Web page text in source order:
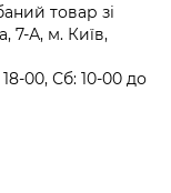
товар зі
7-А, м. Київ,
00, Сб: 10-00 до